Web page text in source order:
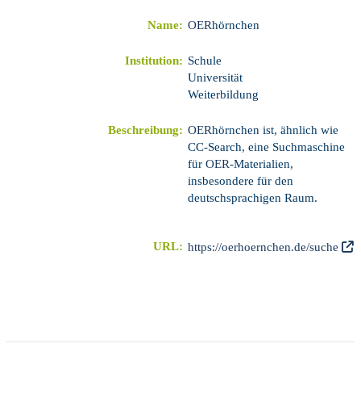
Name: OERhörnchen
Institution: Schule
Universität
Weiterbildung
Beschreibung: OERhörnchen ist, ähnlich wie
CC-Search, eine Suchmaschine
für OER-Materialien,
insbesondere für den
deutschsprachigen Raum.
URL: https://oerhoernchen.de/suche